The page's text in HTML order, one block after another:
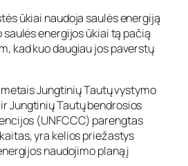
ūkiai naudoja saulės energiją
energijos ūkiai tą pačią
kad kuo daugiau jos paverstų
Jungtinių Tautų vystymo
Jungtinių Tautų bendrosios
(UNFCCC) parengtas
yra kelios priežastys
naudojimo planą į